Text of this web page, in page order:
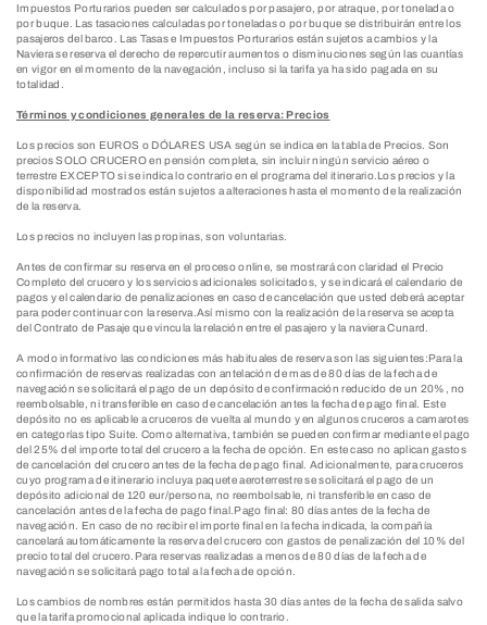
Impuestos Porturarios pueden ser calculados por pasajero, por atraque, por tonelada o
por buque. Las tasaciones calculadas por toneladas o por buque se distribuirán entre los
pasajeros del barco. Las Tasas e Impuestos Porturarios están sujetos a cambios y la
Naviera se reserva el derecho de repercutir aumentos o disminuciones según las cuantías
en vigor en el momento de la navegación, incluso si la tarifa ya ha sido pagada en su
totalidad.
Términos y condiciones generales de la reserva: Precios
Los precios son EUROS o DÓLARES USA según se indica en la tabla de Precios. Son
precios SOLO CRUCERO en pensión completa, sin incluir ningún servicio aéreo o
terrestre EXCEPTO si se indica lo contrario en el programa del itinerario.Los precios y la
disponibilidad mostrados están sujetos a alteraciones hasta el momento de la realización
de la reserva.
Los precios no incluyen las propinas, son voluntarias.
Antes de confirmar su reserva en el proceso online, se mostrará con claridad el Precio
Completo del crucero y los servicios adicionales solicitados, y se indicará el calendario de
pagos y el calendario de penalizaciones en caso de cancelación que usted deberá aceptar
para poder continuar con la reserva.Así mismo con la realización de la reserva se acepta
del Contrato de Pasaje que vincula la relación entre el pasajero y la naviera Cunard.
A modo informativo las condiciones más habituales de reserva son las siguientes:Para la
confirmación de reservas realizadas con antelación de mas de 80 días de la fecha de
navegación se solicitará el pago de un depósito de confirmación reducido de un 20%, no
reembolsable, ni transferible en caso de cancelación antes la fecha de pago final. Este
depósito no es aplicable a cruceros de vuelta al mundo y en algunos cruceros a camarotes
en categorías tipo Suite. Como alternativa, también se pueden confirmar mediante el pago
del 25% del importe total del crucero a la fecha de opción. En este caso no aplican gastos
de cancelación del crucero antes de la fecha de pago final. Adicionalmente, para cruceros
cuyo programa de itinerario incluya paquete aeroterrestre se solicitará el pago de un
depósito adicional de 120 eur/persona, no reembolsable, ni transferible en caso de
cancelación antes de la fecha de pago final.Pago final: 80 días antes de la fecha de
navegación. En caso de no recibir el importe final en la fecha indicada, la compañía
cancelará automáticamente la reserva del crucero con gastos de penalización del 10% del
precio total del crucero.Para reservas realizadas a menos de 80 días de la fecha de
navegación se solicitará pago total a la fecha de opción.
Los cambios de nombres están permitidos hasta 30 días antes de la fecha de salida salvo
que la tarifa promocional aplicada indique lo contrario.